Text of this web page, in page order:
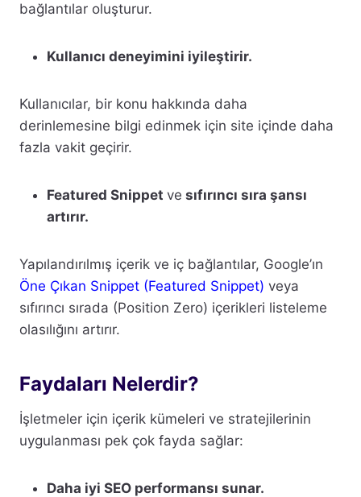
bağlantılar oluşturur.
Kullanıcı deneyimini iyileştirir.
Kullanıcılar, bir konu hakkında daha
derinlemesine bilgi edinmek için site içinde daha
fazla vakit geçirir.
Featured Snippet ve sıfırıncı sıra şansı
artırır.
Yapılandırılmış içerik ve iç bağlantılar, Google’ın
Öne Çıkan Snippet (Featured Snippet) veya
sıfırıncı sırada (Position Zero) içerikleri listeleme
olasılığını artırır.
Faydaları Nelerdir?
İşletmeler için içerik kümeleri ve stratejilerinin
uygulanması pek çok fayda sağlar:
Daha iyi SEO performansı sunar.